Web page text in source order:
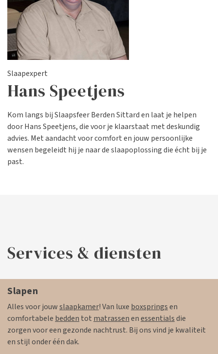
Slaapexpert
Hans Speetjens
Kom langs bij Slaapsfeer Berden Sittard en laat je helpen
door Hans Speetjens, die voor je klaarstaat met deskundig
advies. Met aandacht voor comfort en jouw persoonlijke
wensen begeleidt hij je naar de slaapoplossing die écht bij je
past.
Services & diensten
Slapen
Alles voor jouwslaapkamer! Van luxe boxspringsen
comfortabele bedden tot matrassenenessentialsdie
zorgen voor een gezonde nachtrust. Bij ons vind je kwaliteit
en stijl onder één dak.